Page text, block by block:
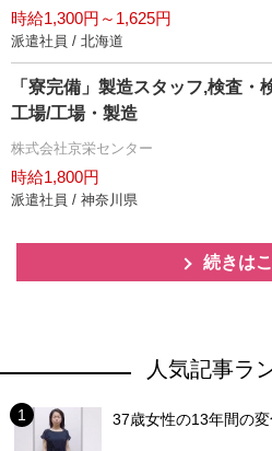
時給1,300円～1,625円
派遣社員 / 北海道
「寮完備」製造スタッフ,検査・
工場/工場・製造
株式会社京栄センター
時給1,800円
派遣社員 / 神奈川県
続きは
人気記事ラ
37歳女性の13年間の